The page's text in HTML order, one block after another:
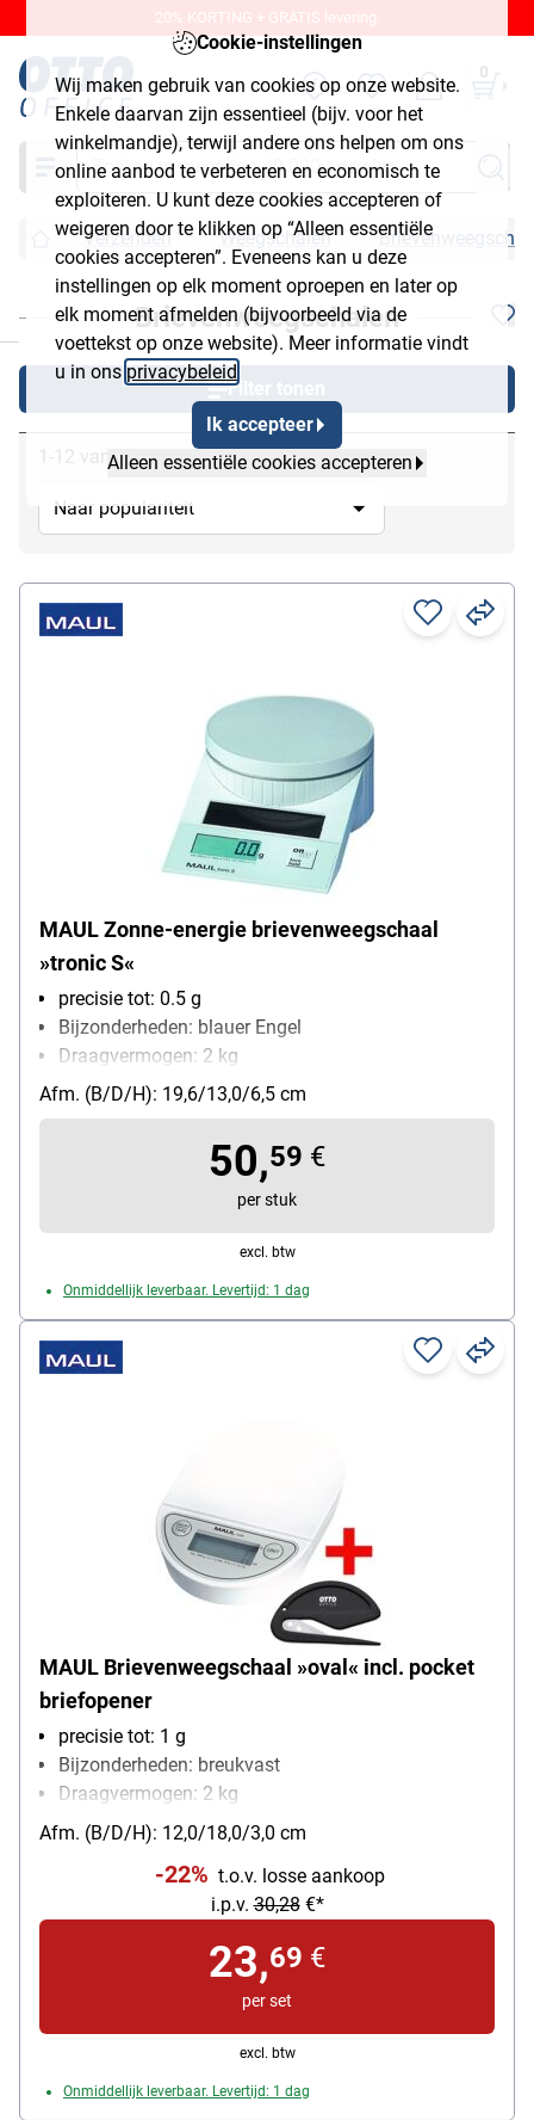
Cookie-instellingen
Wij maken gebruik van cookies op onze website.
Enkele daarvan zijn essentieel (bijv. voor het
winkelmandje), terwijl andere ons helpen om ons
online aanbod te verbeteren en economisch te
exploiteren. U kunt deze cookies accepteren of
weigeren door te klikken op “Alleen essentiële
cookies accepteren”. Eveneens kan u deze
instellingen op elk moment oproepen en later op
elk moment afmelden (bijvoorbeeld via de
voettekst op onze website). Meer informatie vindt
u in ons privacybeleid
Ik accepteer
Alleen essentiële cookies accepteren
20% KORTING + GRATIS levering.
0
Zoeken
Verzenden Weegschalen
Brievenweegschalen
Filter tonen
1-12 van 12
MAUL Zonne-energie brievenweegschaal
»tronic S«
precisie tot: 0.5 g
Bijzonderheden: blauer Engel
Draagvermogen: 2 kg
Functies: automatische uitschakeling,
automatische nulstelling, hold-functie
soort batterij: batterij/zonne-energie
Afm. (B/D/H): 19,6/13,0/6,5 cm
50,59 €
per stuk
excl. btw
Onmiddellijk leverbaar. Levertijd: 1 dag
MAUL Brievenweegschaal »oval« incl. pocket
briefopener
precisie tot: 1 g
Bijzonderheden: breukvast
Draagvermogen: 2 kg
soort batterij: 3V-Lithium-Batterij
Afm. (B/D/H): 12,0/18,0/3,0 cm
-22% t.o.v. losse aankoop
i.p.v.30,28€*
23,69 €
per set
excl. btw
Onmiddellijk leverbaar. Levertijd: 1 dag